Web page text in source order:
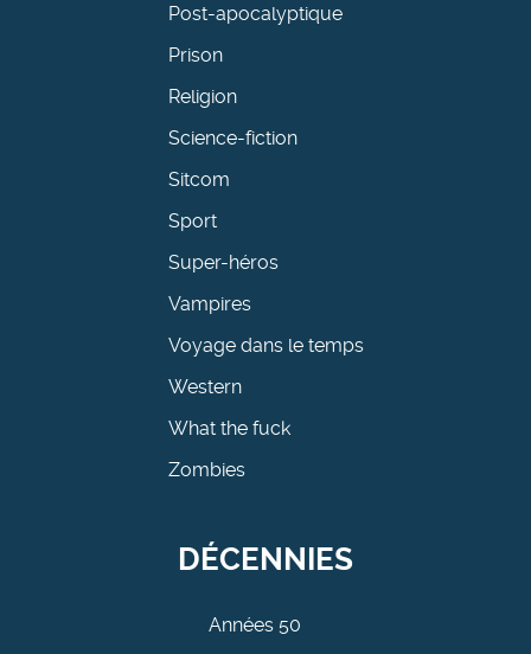
Post-apocalyptique
Prison
Religion
Science-fiction
Sitcom
Sport
Super-héros
Vampires
Voyage dans le temps
Western
What the fuck
Zombies
DÉCENNIES
Années 50